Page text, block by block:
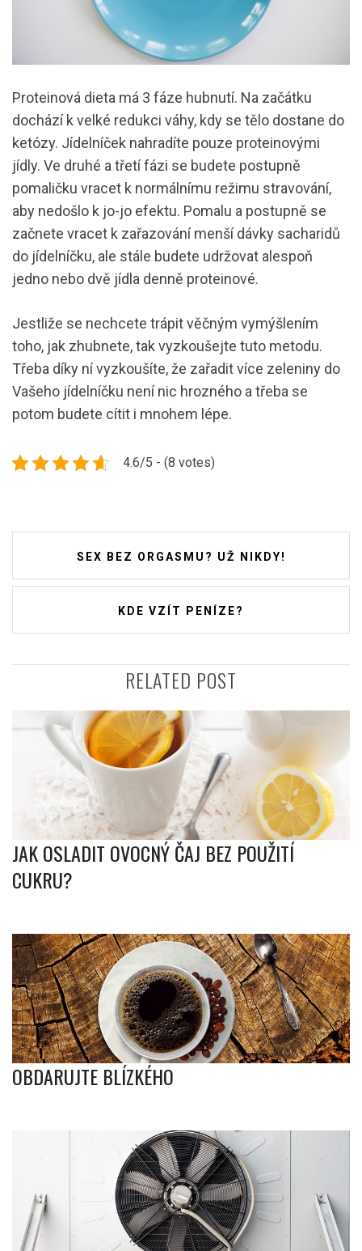
Proteinová dieta má 3 fáze hubnutí. Na začátku
dochází k velké redukci váhy, kdy se tělo dostane do
ketózy. Jídelníček nahradíte pouze proteinovými
jídly. Ve druhé a třetí fázi se budete postupně
pomaličku vracet k normálnímu režimu stravování,
aby nedošlo k jo-jo efektu. Pomalu a postupně se
začnete vracet k zařazování menší dávky sacharidů
do jídelníčku, ale stále budete udržovat alespoň
jedno nebo dvě jídla denně proteinové.
Jestliže se nechcete trápit věčným vymýšlením
toho, jak zhubnete, tak vyzkoušejte tuto metodu.
Třeba díky ní vyzkoušíte, že zařadit více zeleniny do
Vašeho jídelníčku není nic hrozného a třeba se
potom budete cítit i mnohem lépe.
4.6/5 - (8 votes)
Navigace
pro
SEX BEZ ORGASMU? UŽ NIKDY!
KDE VZÍT PENÍZE?
RELATED POST
JAK OSLADIT OVOCNÝ ČAJ BEZ POUŽITÍ
CUKRU?
OBDARUJTE BLÍZKÉHO